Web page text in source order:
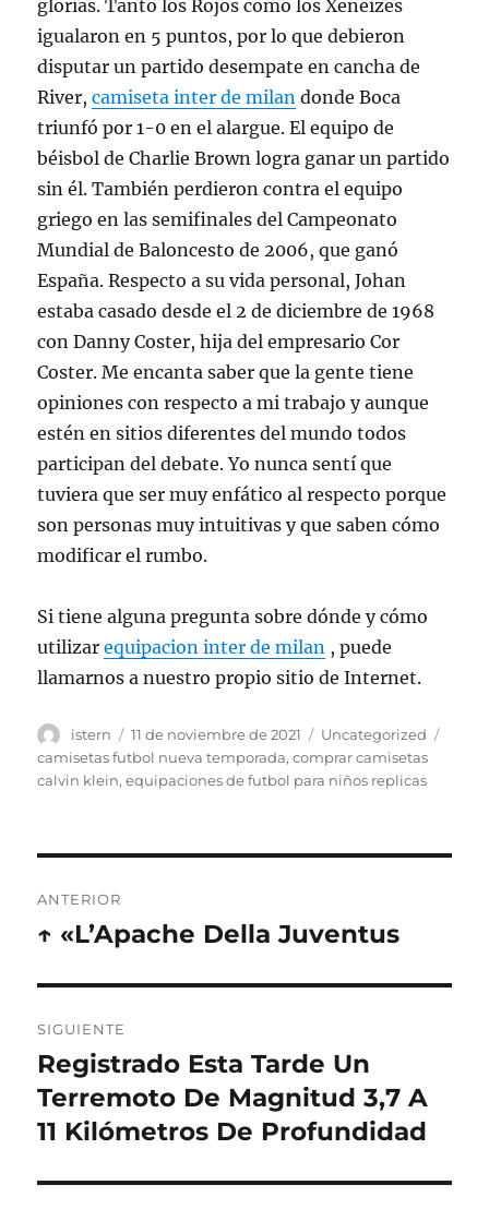
glorias. Tanto los Rojos como los Xeneizes
igualaron en 5 puntos, por lo que debieron
disputar un partido desempate en cancha de
River,camiseta inter de milan donde Boca
triunfó por 1-0 en el alargue. El equipo de
béisbol de Charlie Brown logra ganar un partido
sin él. También perdieron contra el equipo
griego en las semifinales del Campeonato
Mundial de Baloncesto de 2006, que ganó
España. Respecto a su vida personal, Johan
estaba casado desde el 2 de diciembre de 1968
con Danny Coster, hija del empresario Cor
Coster. Me encanta saber que la gente tiene
opiniones con respecto a mi trabajo y aunque
estén en sitios diferentes del mundo todos
participan del debate. Yo nunca sentí que
tuviera que ser muy enfático al respecto porque
son personas muy intuitivas y que saben cómo
modificar el rumbo.
Si tiene alguna pregunta sobre dónde y cómo
utilizarequipacion inter de milan , puede
llamarnos a nuestro propio sitio de Internet.
Autor
istern
Publicado
el
11 de noviembre de 2021 Categorías
Uncategorized
camisetas futbol nueva temporada,comprar camisetas
calvin klein,equipaciones de futbol para niños replicas
de
ANTERIOR
Entrada
↑ «L’Apache Della Juventus
SIGUIENTE
Entrada
siguiente:
Registrado Esta Tarde Un
Terremoto De Magnitud 3,7 A
11 Kilómetros De Profundidad